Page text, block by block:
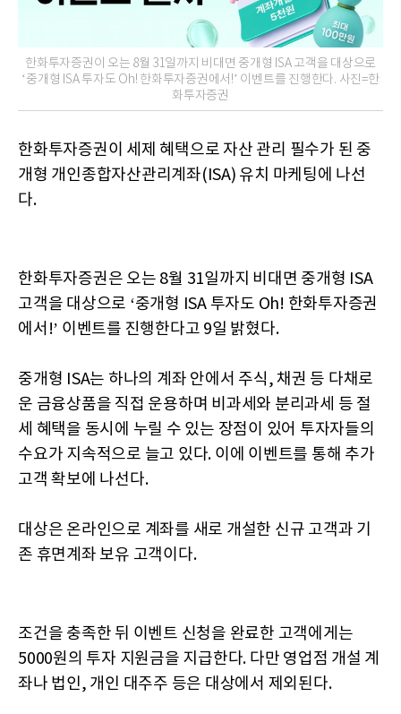
한화투자증권이 오는 8월 31일까지 비대면 중개형 ISA 고객을 대상으로
‘중개형 ISA 투자도 Oh! 한화투자증권에서!’ 이벤트를 진행한다. 사진=한
화투자증권
한화투자증권이 세제 혜택으로 자산 관리 필수가 된 중
개형 개인종합자산관리계좌(ISA) 유치 마케팅에 나선
다.
한화투자증권은 오는 8월 31일까지 비대면 중개형 ISA
고객을 대상으로 ‘중개형 ISA 투자도 Oh! 한화투자증권
에서!’ 이벤트를 진행한다고 9일 밝혔다.
중개형 ISA는 하나의 계좌 안에서 주식, 채권 등 다채로
운 금융상품을 직접 운용하며 비과세와 분리과세 등 절
세 혜택을 동시에 누릴 수 있는 장점이 있어 투자자들의
수요가 지속적으로 늘고 있다. 이에 이벤트를 통해 추가
고객 확보에 나선다.
대상은 온라인으로 계좌를 새로 개설한 신규 고객과 기
존 휴면계좌 보유 고객이다.
조건을 충족한 뒤 이벤트 신청을 완료한 고객에게는
5000원의 투자 지원금을 지급한다. 다만 영업점 개설 계
좌나 법인, 개인 대주주 등은 대상에서 제외된다.